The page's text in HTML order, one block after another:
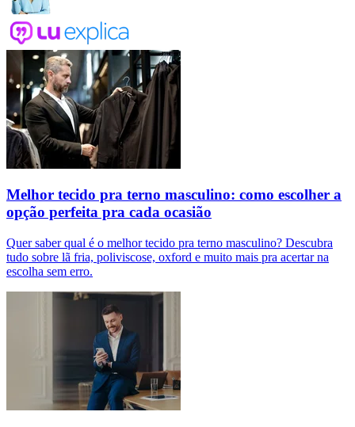
Melhor tecido pra terno masculino: como escolher a
opção perfeita pra cada ocasião
Quer saber qual é o melhor tecido pra terno masculino? Descubra
tudo sobre lã fria, poliviscose, oxford e muito mais pra acertar na
escolha sem erro.